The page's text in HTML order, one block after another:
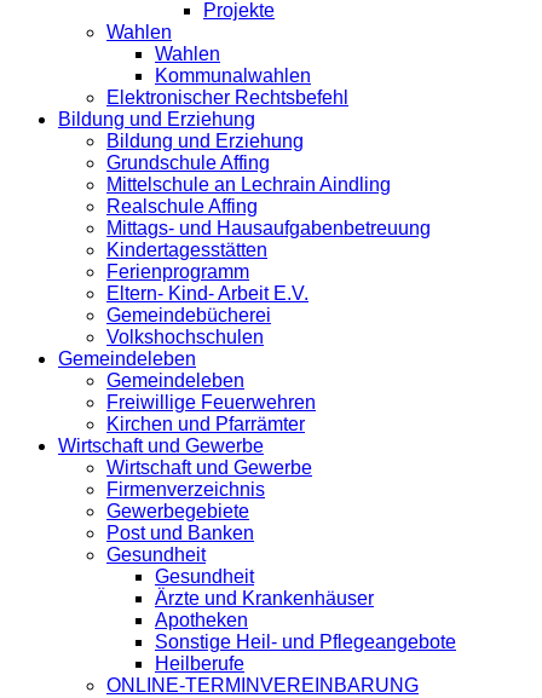
Projekte
Wahlen
Wahlen
Kommunalwahlen
Elektronischer Rechtsbefehl
Bildung und Erziehung
Bildung und Erziehung
Grundschule Affing
Mittelschule an Lechrain Aindling
Realschule Affing
Mittags- und Hausaufgabenbetreuung
Kindertagesstätten
Ferienprogramm
Eltern- Kind- Arbeit E.V.
Gemeindebücherei
Volkshochschulen
Gemeindeleben
Gemeindeleben
Freiwillige Feuerwehren
Kirchen und Pfarrämter
Wirtschaft und Gewerbe
Wirtschaft und Gewerbe
Firmenverzeichnis
Gewerbegebiete
Post und Banken
Gesundheit
Gesundheit
Ärzte und Krankenhäuser
Apotheken
Sonstige Heil- und Pflegeangebote
Heilberufe
ONLINE-TERMINVEREINBARUNG